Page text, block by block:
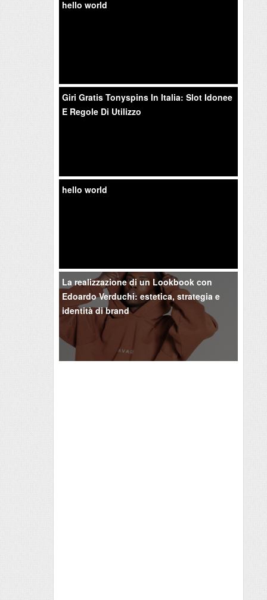
hello world
Giri Gratis Tonyspins In Italia: Slot Idonee
E Regole Di Utilizzo
hello world
La realizzazione di un Lookbook con
Edoardo Verduchi: estetica, strategia e
identità di brand